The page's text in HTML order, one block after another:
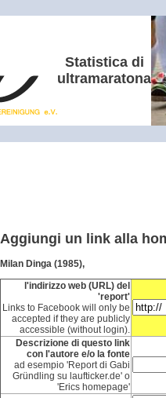
Statistica di
ultramaratona
Aggiungi un link alla
Milan Dinga (1985),
l'indirizzo web (URL) del
'report'
Links to Facebook will only be
accepted if they are publicly
accessible (without login).
Descrizione di questo link
con l'autore e/o la fonte
ad esempio 'Report di Gabi
Gründling su laufticker.de' o
'Erics homepage'